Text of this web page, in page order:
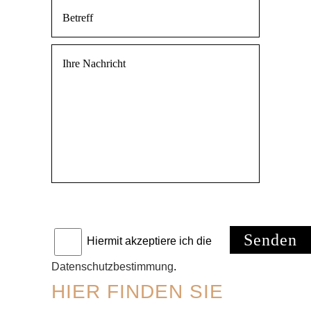
Hiermit akzeptiere ich die
Datenschutzbestimmung.
HIER FINDEN SIE